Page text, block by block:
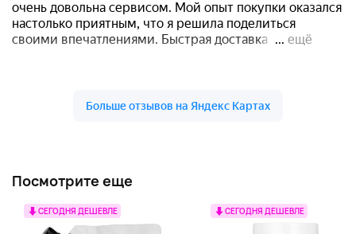
Посмотрите еще
СЕГОДНЯ ДЕШЕВЛЕ СЕГОДНЯ ДЕШЕВЛЕ